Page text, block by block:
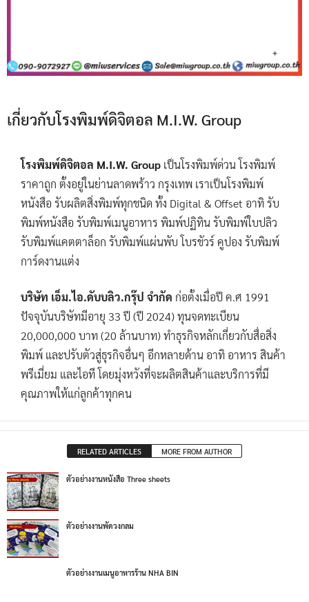
เกี่ยวกับโรงพิมพ์ดิจิตอล M.I.W. Group
โรงพิมพ์ดิจิตอล M.I.W. Group เป็นโรงพิมพ์ด่วน โรงพิมพ์
ราคาถูก ตั้งอยู่ในย่านลาดพร้าว กรุงเทพ เราเป็นโรงพิมพ์
หนังสือ รับผลิตสิ่งพิมพ์ทุกชนิด ทั้ง Digital & Offset อาทิ รับ
พิมพ์หนังสือ รับพิมพ์เมนูอาหาร พิมพ์ปฏิทิน รับพิมพ์ใบปลิว
รับพิมพ์แคตตาล็อก รับพิมพ์แผ่นพับ โบรชัวร์ คูปอง รับพิมพ์
การ์ดงานแต่ง
บริษัท เอ็ม.ไอ.ดับบลิว.กรุ๊ป จำกัด ก่อตั้งเมื่อปี ค.ศ 1991
ปัจจุบันบริษัทมีอายุ 33 ปี (ปี 2024) ทุนจดทะเบียน
20,000,000 บาท (20 ล้านบาท) ทำธุรกิจหลักเกี่ยวกับสื่อสิ่ง
พิมพ์ และปรับตัวสู่ธุรกิจอื่นๆ อีกหลายด้าน อาทิ อาหาร สินค้า
พรีเมี่ยม และไอที โดยมุ่งหวังที่จะผลิตสินค้าและบริการที่มี
คุณภาพให้แก่ลูกค้าทุกคน
RELATED ARTICLES MORE FROM AUTHOR
ตัวอย่างงานหนังสือ Three sheets
ตัวอย่างงานพัดวงกลม
ตัวอย่างงานเมนูอาหารร้าน NHA BIN